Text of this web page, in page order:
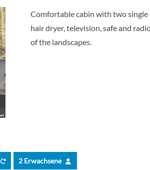
Comfortable cabin with two
hair dryer, television, safe and
of the landscapes.
2 Erwachsene